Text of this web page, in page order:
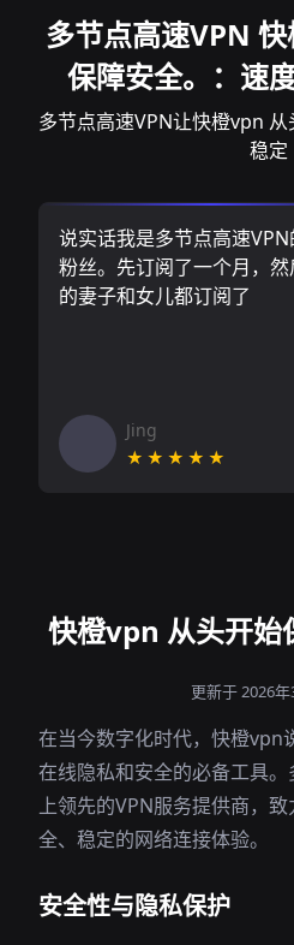
多节点高速VPN
保障安全。：速
多节点高速VPN让快橙vpn
稳定
说实话我是多节点高速VPN
粉丝。先订阅了一个月，
的妻子和女儿都订阅了
Jing
★★★★★
快橙vpn 从头开始
更新于 2026年
在当今数字化时代，快橙vpn
在线隐私和安全的必备工具
上领先的VPN服务提供商，
全、稳定的网络连接体验。
安全性与隐私保护